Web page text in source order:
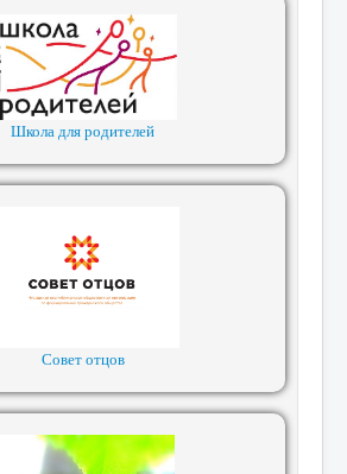
Школа для родителей
Совет отцов